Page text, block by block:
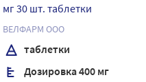
мг 30 шт. таблетки
ВЕЛФАРМ ООО
таблетки
Дозировка 400 мг